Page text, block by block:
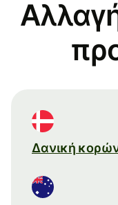
Δανική